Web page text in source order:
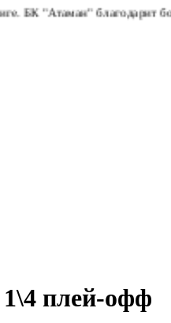
"Атаман" благодарит
плей-офф